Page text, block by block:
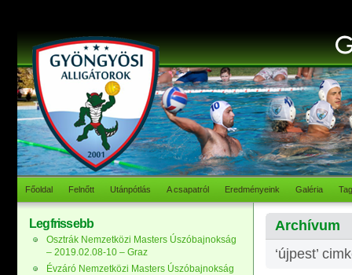
Főoldal Felnőtt Utánpótlás A csapatról Eredményeink Galéria
Archívum
‘újpest’
Legfrissebb
Osztrák Nemzetközi Masters Úszóbajnokság
– 2019.02.08-10 – Graz
Évzáró Nemzetközi Masters Úszóbajnokság